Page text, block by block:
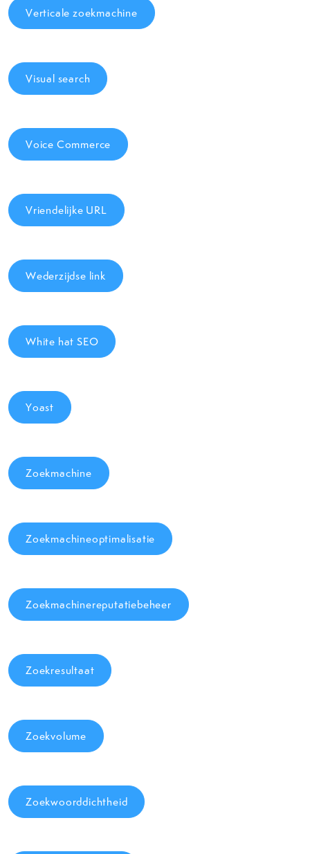
Verticale zoekmachine
Visual search
Voice Commerce
Vriendelijke URL
Wederzijdse link
White hat SEO
Yoast
Zoekmachine
Zoekmachineoptimalisatie
Zoekmachinereputatiebeheer
Zoekresultaat
Zoekvolume
Zoekwoorddichtheid